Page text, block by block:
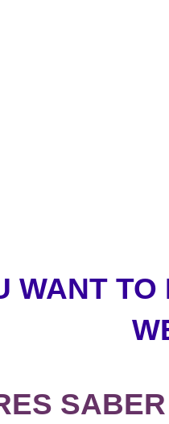
WANT